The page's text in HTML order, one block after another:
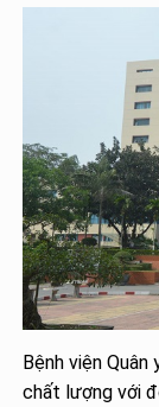
Bệnh viện
chất lượng với